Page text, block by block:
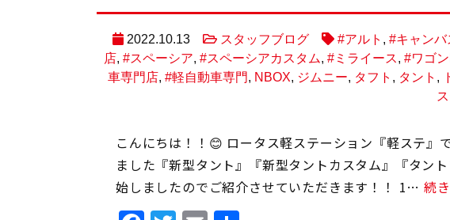
2022.10.13 スタッフブログ #アルト ,#キャンバ
店,#スペーシア,#スペーシアカスタム,#ミライース,#ワゴ
車専門店,#軽自動車専門, NBOX, ジムニー, タフト , タント ,
こんにちは！！😊 ロータス軽ステーション『軽ステ』
ました『新型タント』『新型タントカスタム』『タン
始しましたのでご紹介させていただきます！！ 1…続